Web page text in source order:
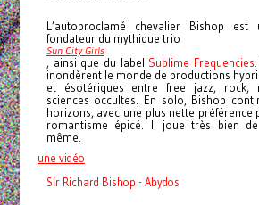
L’autoproclamé chevalier Bishop
fondateur du mythique trio
Sun City Girls
, ainsi que du label Sublime Frequencies.
inondèrent le monde de productions
et ésotériques entre free jazz, rock,
sciences occultes. En solo, Bishop
horizons, avec une plus nette préférence
romantisme épicé. Il joue très bien
même.
une vidéo
Sir Richard Bishop - Abydos